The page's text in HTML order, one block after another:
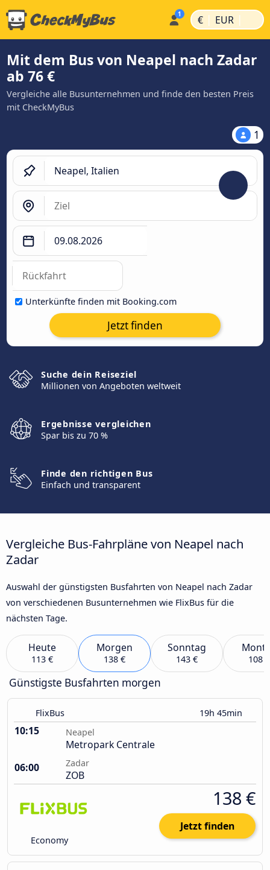
€ | EUR |
Mit dem Bus von Neapel nach Zadar
ab 76 €
Vergleiche alle Busunternehmen und finde den besten Preis
mit CheckMyBus
1
Unterkünfte finden mit Booking.com
Jetzt finden
Suche dein Reiseziel
Millionen von Angeboten weltweit
Ergebnisse vergleichen
Spar bis zu 70 %
Finde den richtigen Bus
Einfach und transparent
Vergleiche Bus-Fahrpläne von Neapel nach
Zadar
Auswahl der günstigsten Busfahrten von Neapel nach Zadar
von verschiedenen Busunternehmen wie FlixBus für die
nächsten Tage.
Heute
113 €
Morgen
138 €
Sonntag
143 € 108 €
Günstigste Busfahrten morgen
FlixBus 19h 45min
10:15 Neapel
Metropark Centrale
06:00
Zadar
ZOB
Economy
138 €
Jetzt finden